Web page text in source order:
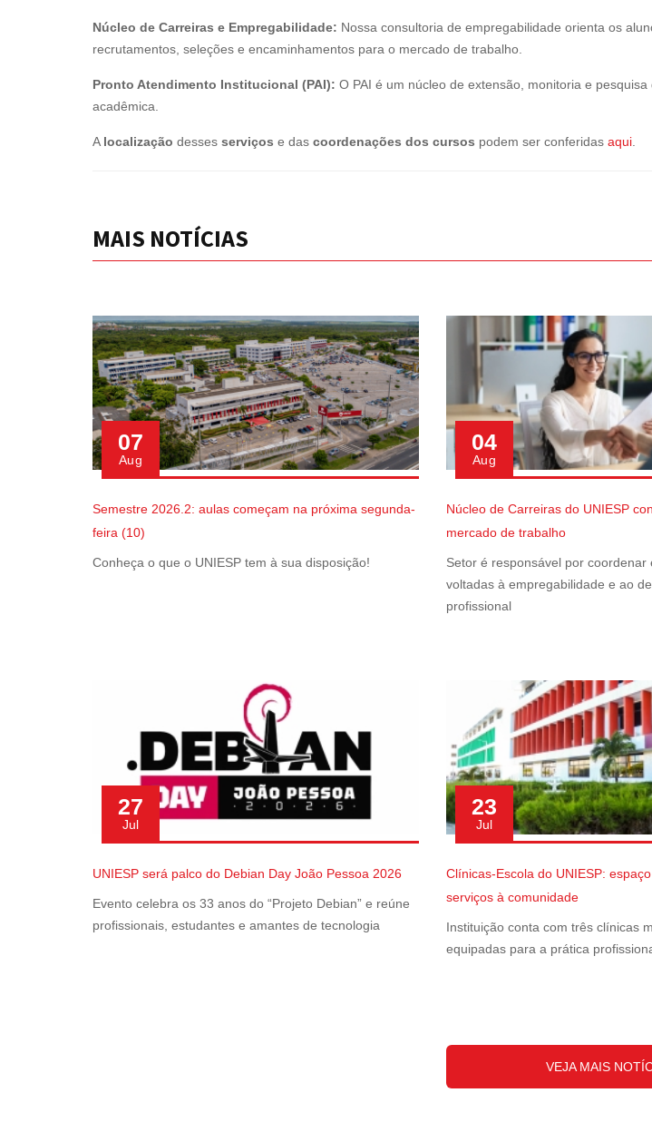
Núcleo de Carreiras e Empregabilidade: Nossa consultoria de empregabilidade orienta os
recrutamentos, seleções e encaminhamentos para o mercado de trabalho.
Pronto Atendimento Institucional (PAI): O PAI é um núcleo de extensão, monitoria e
acadêmica.
A localização desses serviços e das coordenações dos cursos podem ser conferidas aqui
MAIS NOTÍCIAS
07
Aug
Semestre 2026.2: aulas começam na próxima segunda-
feira (10)
Conheça o que o UNIESP tem à sua disposição!
04
Aug
Núcleo de Carreiras do UNIESP
mercado de trabalho
Setor é responsável por coordenar
voltadas à empregabilidade e ao
profissional
27
Jul
UNIESP será palco do Debian Day João Pessoa 2026
Evento celebra os 33 anos do “Projeto Debian” e reúne
profissionais, estudantes e amantes de tecnologia
23
Jul
Clínicas-Escola do UNIESP:
serviços à comunidade
Instituição conta com três clínicas
equipadas para a prática
VEJA MAIS